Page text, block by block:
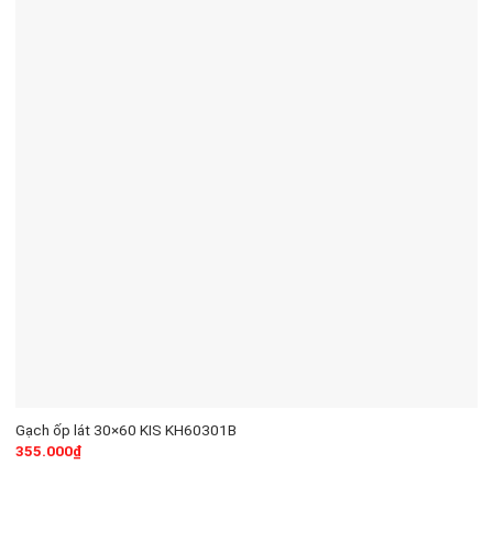
Gạch ốp lát 30×60 KIS KH60301B
355.000₫